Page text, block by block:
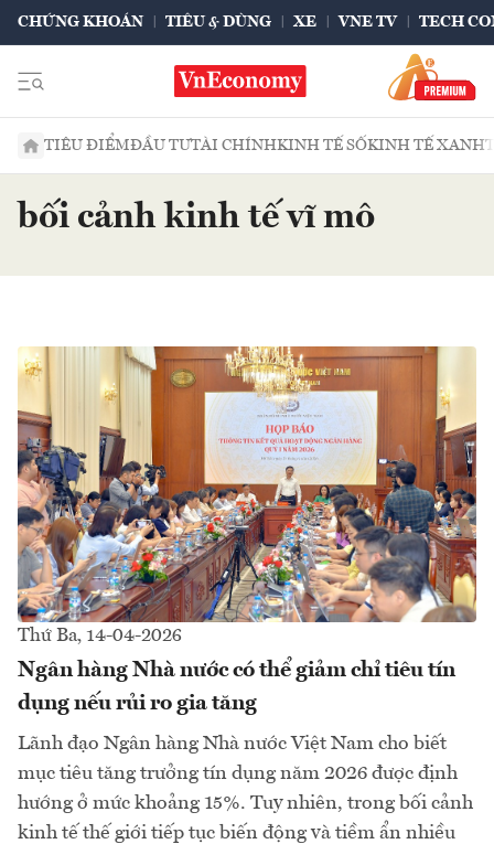
CHỨNG KHOÁN TIÊU & DÙNG XE VNE TV TECH
TIÊU ĐIỂMĐẦU TƯTÀI CHÍNHKINH TẾ SỐKINH TẾ XANH
bối cảnh kinh tế vĩ mô
Thứ Ba, 14-04-2026
Ngân hàng Nhà nước có thể giảm chỉ tiêu tín
dụng nếu rủi ro gia tăng
Lãnh đạo Ngân hàng Nhà nước Việt Nam cho biết
mục tiêu tăng trưởng tín dụng năm 2026 được định
hướng ở mức khoảng 15%. Tuy nhiên, trong bối cảnh
kinh tế thế giới tiếp tục biến động và tiềm ẩn nhiều